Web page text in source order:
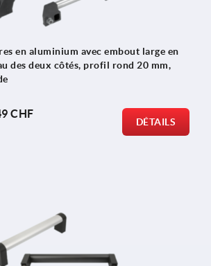
en aluminium avec embout large en
des deux côtés, profil rond 20 mm,
CHF
DÉTAILS